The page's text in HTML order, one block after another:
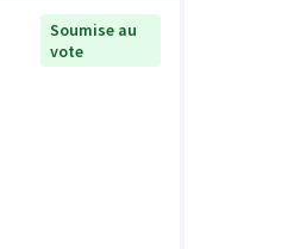
Soumise au
vote